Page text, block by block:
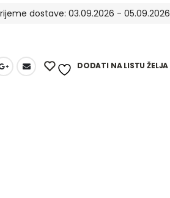
dostave: 03.09.2026 - 05.09.2026
DODATI NA LISTU ŽELJA